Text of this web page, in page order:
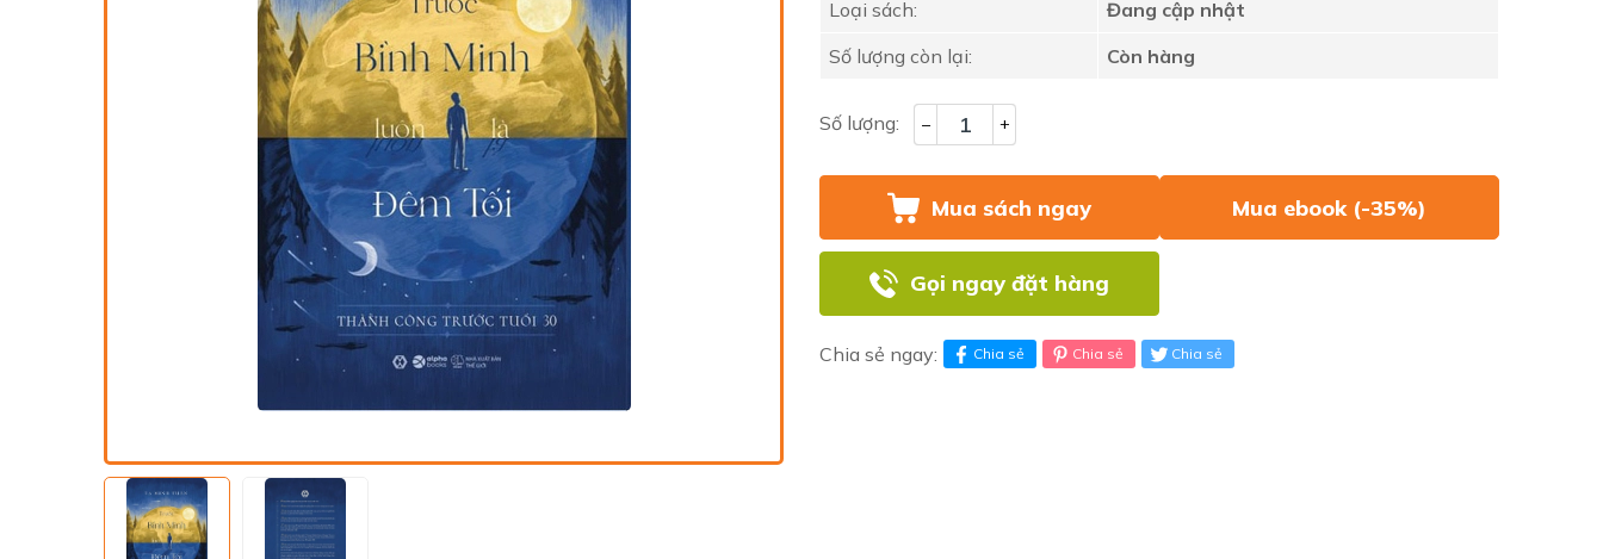
Loại sách:
Đang cập nhật
Số lượng còn lại:
Còn hàng
Số lượng: – +
Mua sách ngay Mua ebook (-35%)
Gọi ngay đặt hàng
Chia sẻ ngay: Chia sẻ Chia sẻ Chia sẻ